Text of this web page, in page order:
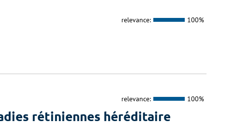
relevance: 100%
relevance: 100%
rétiniennes héréditaire